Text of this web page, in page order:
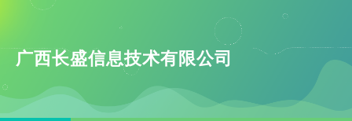
广西长盛信息技术有限公司